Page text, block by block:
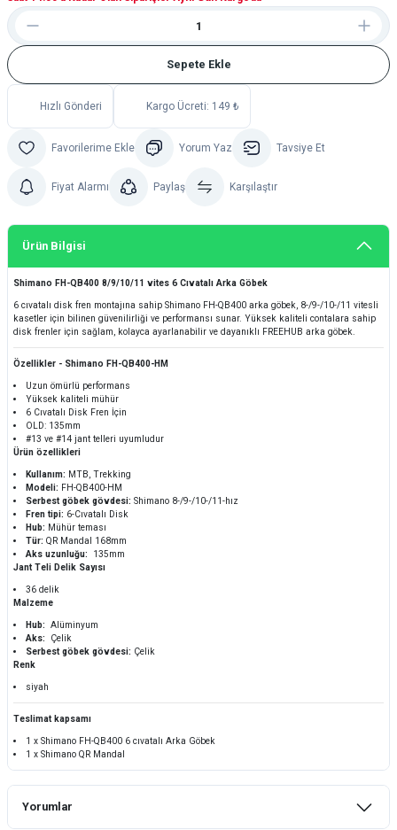
Sepete Ekle
Hızlı Gönderi Kargo Ücreti: 149 ₺
Yorum Yaz Tavsiye Et
Fiyat Alarmı Paylaş Karşılaştır
Ürün Bilgisi
Shimano FH-QB400 8/9/10/11 vites 6 Cıvatalı Arka Göbek
6 cıvatalı disk fren montajına sahip Shimano FH-QB400 arka göbek, 8-/9-/10-/11 vitesli
kasetler için bilinen güvenilirliği ve performansı sunar. Yüksek kaliteli contalara sahip
disk frenler için sağlam, kolayca ayarlanabilir ve dayanıklı FREEHUB arka göbek.
Özellikler - Shimano FH-QB400-HM
Uzun ömürlü performans
Yüksek kaliteli mühür
6 Cıvatalı Disk Fren İçin
OLD: 135mm
#13 ve #14 jant telleri uyumludur
Ürün özellikleri
Kullanım: MTB, Trekking
Modeli: FH-QB400-HM
Serbest göbek gövdesi: Shimano 8-/9-/10-/11-hız
Fren tipi: 6-Cıvatalı Disk
Hub: Mühür teması
Tür: QR Mandal 168mm
Aks uzunluğu:
135mm
Jant Teli Delik Sayısı
36 delik
Malzeme
Hub:
Alüminyum
Aks:
Çelik
Serbest göbek gövdesi: Çelik
Renk
siyah
Teslimat kapsamı
1 x Shimano FH-QB400 6 cıvatalı Arka Göbek
1 x Shimano QR Mandal
Yorumlar